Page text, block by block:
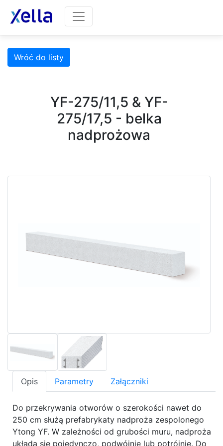
Wróć do listy
YF-275/11,5 & YF-
275/17,5 - belka
nadprożowa
Opis Parametry Załączniki
Do przekrywania otworów o szerokości nawet do
250 cm służą prefabrykaty nadproża zespolonego
Ytong YF. W zależności od grubości muru, nadproża
układa się pojedynczo, podwójnie lub potrójnie. Do